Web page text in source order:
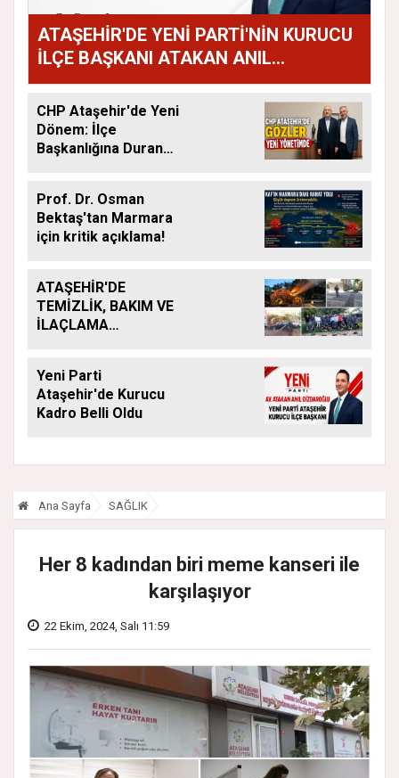
ATAŞEHİR'DE YENİ PARTİ'NİN KURUCU
İLÇE BAŞKANI ATAKAN ANIL
DİZDAROĞLU OLDU
CHP Ataşehir'de Yeni
Dönem: İlçe
Başkanlığına Duran
Prof. Dr. Osman
Bektaş'tan Marmara
için kritik açıklama!
ATAŞEHİR'DE
TEMİZLİK, BAKIM VE
İLAÇLAMA
Yeni Parti
Ataşehir'de Kurucu
Kadro Belli Oldu
Ana Sayfa SAĞLIK
Her 8 kadından biri meme kanseri ile
karşılaşıyor
22 Ekim, 2024, Salı 11:59